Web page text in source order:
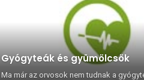
Gyógyteák és gyümölcsök
Ma már az orvosok nem tudnak a